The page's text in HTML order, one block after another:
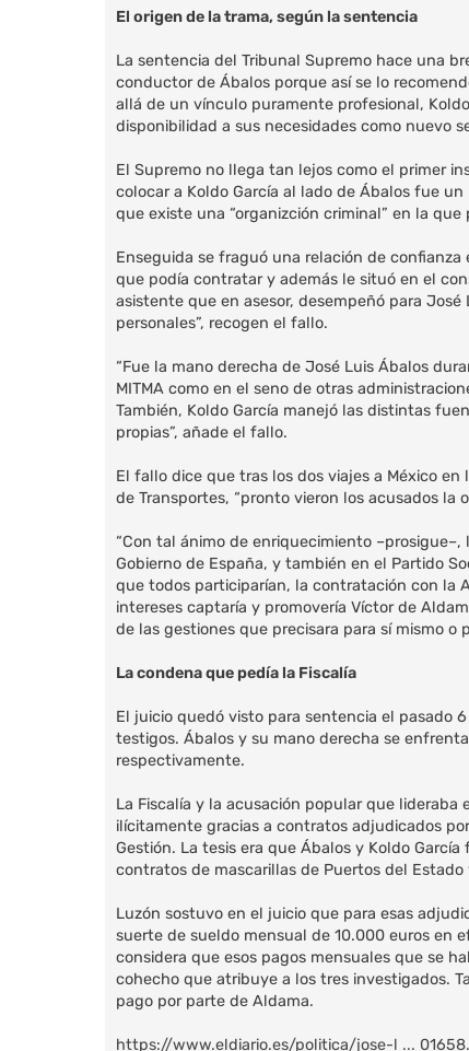
El origen de la trama, según la sentencia
La sentencia del Tribunal Supremo hace una
conductor de Ábalos porque así se lo
allá de un vínculo puramente profesional,
disponibilidad a sus necesidades como nuevo
El Supremo no llega tan lejos como el primer
colocar a Koldo García al lado de Ábalos fue
que existe una “organizción criminal” en la
Enseguida se fraguó una relación de
que podía contratar y además le situó en el
asistente que en asesor, desempeñó para
personales”, recogen el fallo.
“Fue la mano derecha de José Luis Ábalos
MITMA como en el seno de otras
También, Koldo García manejó las distintas
propias”, añade el fallo.
El fallo dice que tras los dos viajes a México
de Transportes, “pronto vieron los acusados
“Con tal ánimo de enriquecimiento
Gobierno de España, y también en el Partido
que todos participarían, la contratación con la
intereses captaría y promovería Víctor de
de las gestiones que precisara para sí mismo o
La condena que pedía la Fiscalía
El juicio quedó visto para sentencia el pasado
testigos. Ábalos y su mano derecha se
respectivamente.
La Fiscalía y la acusación popular que
ilícitamente gracias a contratos adjudicados
Gestión. La tesis era que Ábalos y Koldo
contratos de mascarillas de Puertos del
Luzón sostuvo en el juicio que para esas
suerte de sueldo mensual de 10.000 euros en
considera que esos pagos mensuales que se
cohecho que atribuye a los tres investigados.
pago por parte de Aldama.
https://www.eldiario.es/politica/jose-l ...